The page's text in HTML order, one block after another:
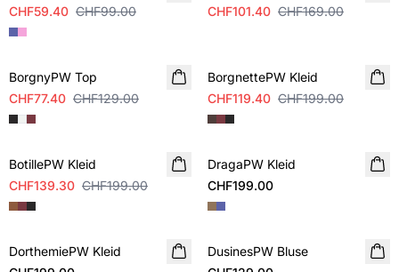
CHF59.40 CHF99.00
CHF101.40 CHF169.00
SALE
BorgnyPW Top
CHF77.40 CHF129.00
BorgnettePW Kleid
CHF119.40 CHF199.00
SALE
BotillePW Kleid
CHF139.30 CHF199.00
NEUHEIT
DragaPW Kleid
CHF199.00
NEUHEIT
DorthemiePW Kleid
NEUHEIT
DusinesPW Bluse